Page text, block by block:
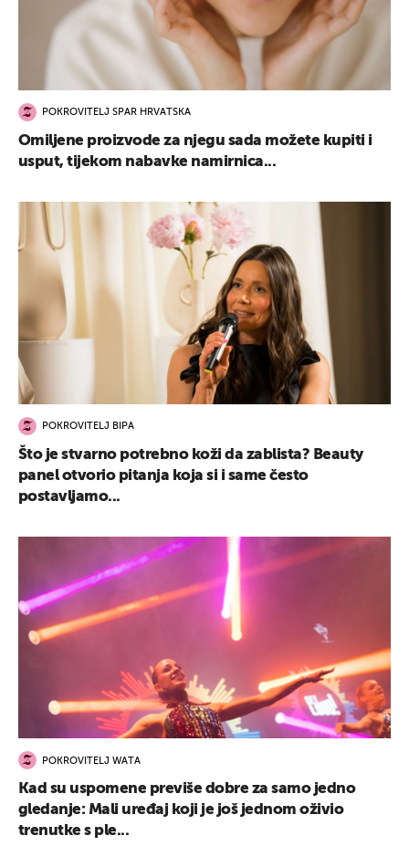
POKROVITELJ SPAR HRVATSKA
Omiljene proizvode za njegu sada možete kupiti i
usput, tijekom nabavke namirnica...
POKROVITELJ BIPA
Što je stvarno potrebno koži da zablista? Beauty
panel otvorio pitanja koja si i same često
postavljamo...
POKROVITELJ WATA
Kad su uspomene previše dobre za samo jedno
gledanje: Mali uređaj koji je još jednom oživio
trenutke s ple...